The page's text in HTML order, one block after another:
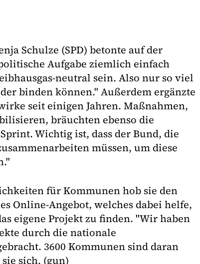
Schulze (SPD) betonte auf der
Aufgabe ziemlich einfach
neutral sein. Also nur so viel
binden können." Außerdem ergänzte
seit einigen Jahren. Maßnahmen,
bräuchten ebenso die
Wichtig ist, dass der Bund, die
müssen, um diese
für Kommunen hob sie den
Online-Angebot, welches dabei helfe,
eigene Projekt zu finden. "Wir haben
durch die nationale
3600 Kommunen sind daran
sich. (gun)